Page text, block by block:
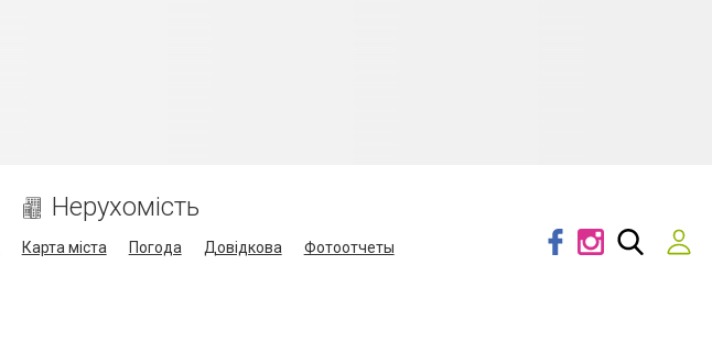
Нерухомість
Карта міста Погода Довідкова
Фотоотчеты